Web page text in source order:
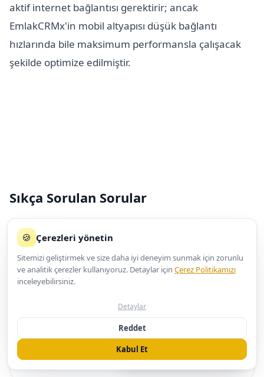
aktif internet bağlantısı gerektirir; ancak
EmlakCRMx'in mobil altyapısı düşük bağlantı
hızlarında bile maksimum performansla çalışacak
şekilde optimize edilmiştir.
Sıkça Sorulan Sorular
EmlakCRMx hangi tür emlak ofisleri
için uygundur?
＋
Revy'nin analitik araçları yeterli mi? ＋
Çevrimiçi
🍪 Çerezleri yönetin
Sitemizi geliştirmek ve size daha iyi deneyim sunmak için zorunlu
ve analitik çerezler kullanıyoruz. Detaylar için Çerez Politikamızı
inceleyebilirsiniz.
Kabul Et
Reddet
Detaylar